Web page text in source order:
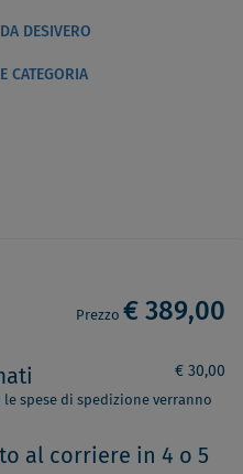
DESIVERO
CATEGORIA
Prezzo € 389,00
€ 30,00
spese di spedizione verranno
al corriere in 4 o 5